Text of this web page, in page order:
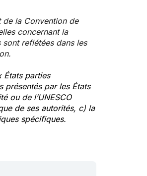
la Convention de
concernant la
reflétées dans les
États parties
présentés par les États
ou de l’UNESCO
de ses autorités, c) la
spécifiques.